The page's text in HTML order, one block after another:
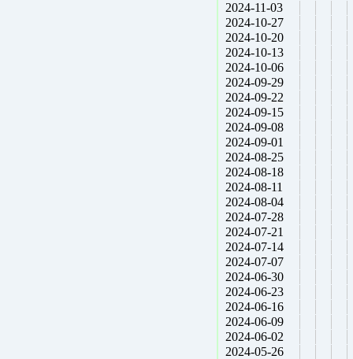
2024-11-03
2024-10-27
2024-10-20
2024-10-13
2024-10-06
2024-09-29
2024-09-22
2024-09-15
2024-09-08
2024-09-01
2024-08-25
2024-08-18
2024-08-11
2024-08-04
2024-07-28
2024-07-21
2024-07-14
2024-07-07
2024-06-30
2024-06-23
2024-06-16
2024-06-09
2024-06-02
2024-05-26